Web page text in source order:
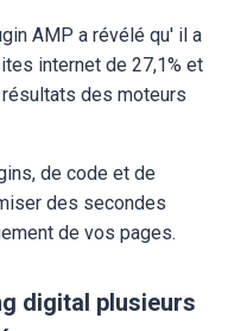
AMP a révélé qu' il a
internet de 27,1% et
des moteurs
de code et de
des secondes
de vos pages.
digital plusieurs